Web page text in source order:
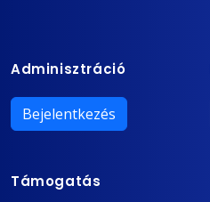
Adminisztráció
Bejelentkezés
Támogatás